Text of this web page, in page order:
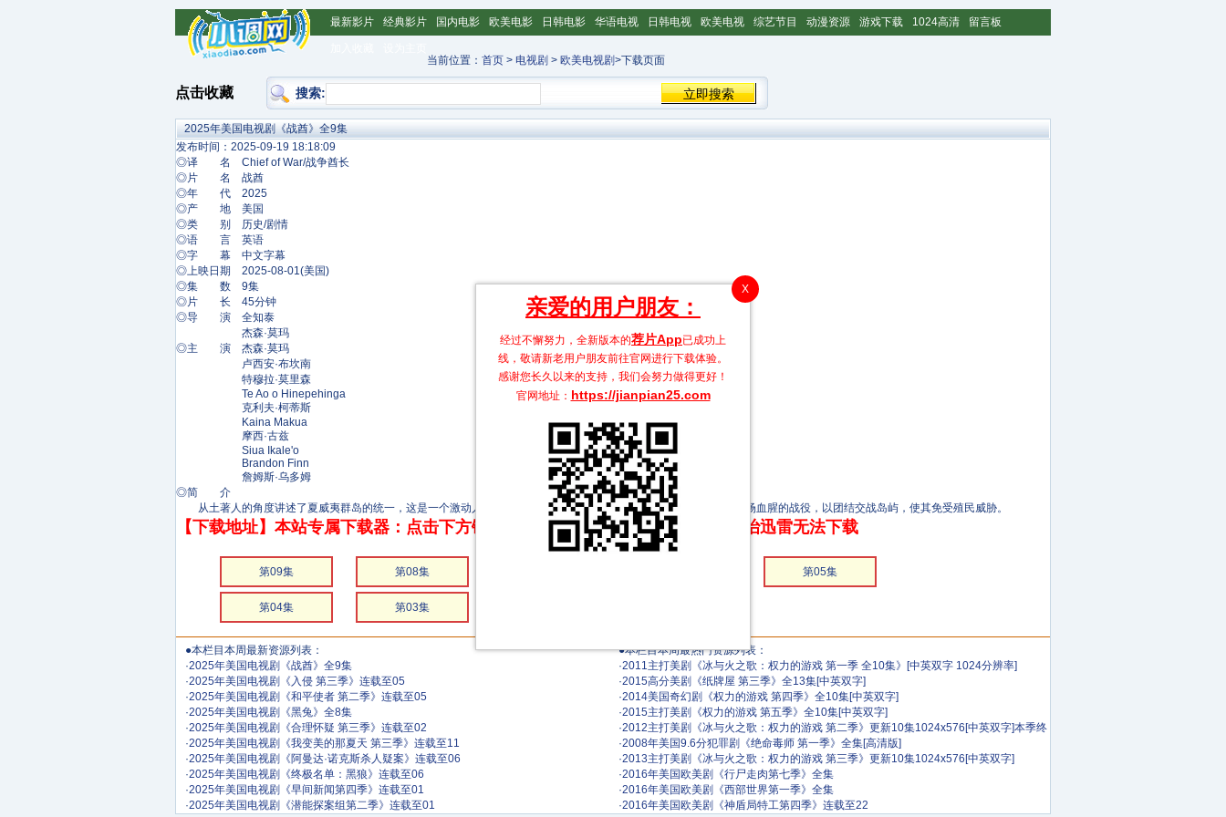
最新影片 经典影片 国内电影 欧美电影 日韩电影 华语电视 日韩电视 欧美电视 综艺节目 动漫资源 游戏下载 1024高清 留言板
当前位置： 首页 > 电视剧 > 欧美电视剧>下载页面
点击收藏 搜索:
X
亲爱的用户朋友：
经过不懈努力，全新版本的荐片App已成功上
线，敬请新老用户朋友前往官网进行下载体验。
感谢您长久以来的支持，我们会努力做得更好！
官网地址： https://jianpian25.com
2025年美国电视剧《战酋》全9集
发布时间：2025-09-19 18:18:09
◎译 名 Chief of War/战争酋长
◎片 名 战酋
◎年 代 2025
◎产 地 美国
◎类 别 历史/剧情
◎语 言 英语
◎字 幕 中文字幕
◎上映日期 2025-08-01(美国)
◎集 数 9集
◎片 长 45分钟
◎导 演 全知泰
杰森·莫玛
◎主 演 杰森·莫玛
卢西安·布坎南
特穆拉·莫里森
Te Ao o Hinepehinga
克利夫·柯蒂斯
Kaina Makua
摩西·古兹
Siua Ikale'o
Brandon Finn
詹姆斯·乌多姆
◎简 介
从土著人的角度讲述了夏威夷群岛的统一，这是一个激动人心的、前所未有的故事。一位夏威夷战争首领加入了一场血腥的战役，以团结交战岛屿，使其免受殖民威胁。
【下载地址】本站专属下载器：点击下方链接 即可享受高速下载和在线播放 专治迅雷无法下载
第09集 第08集 第05集
第04集 第03集
●本栏目本周最新资源列表：
·2025年美国电视剧《战酋》全9集
·2025年美国电视剧《入侵 第三季》连载至05
·2025年美国电视剧《和平使者 第二季》连载至05
·2025年美国电视剧《黑兔》全8集
·2025年美国电视剧《合理怀疑 第三季》连载至02
·2025年美国电视剧《我变美的那夏天 第三季》连载至11
·2025年美国电视剧《阿曼达·诺克斯杀人疑案》连载至06
·2025年美国电视剧《终极名单：黑狼》连载至06
·2025年美国电视剧《早间新闻第四季》连载至01
·2025年美国电视剧《潜能探案组第二季》连载至01
●本栏目本周最热门资源列表：
·2011主打美剧《冰与火之歌：权力的游戏 第一季 全10集》[中英双字 1024分辨率]
·2015高分美剧《纸牌屋 第三季》全13集[中英双字]
·2014美国奇幻剧《权力的游戏 第四季》全10集[中英双字]
·2015主打美剧《权力的游戏 第五季》全10集[中英双字]
·2012主打美剧《冰与火之歌：权力的游戏 第二季》更新10集1024x576[中英双字]本季终
·2008年美国9.6分犯罪剧《绝命毒师 第一季》全集[高清版]
·2013主打美剧《冰与火之歌：权力的游戏 第三季》更新10集1024x576[中英双字]
·2016年美国欧美剧《行尸走肉第七季》全集
·2016年美国欧美剧《西部世界第一季》全集
·2016年美国欧美剧《神盾局特工第四季》连载至22